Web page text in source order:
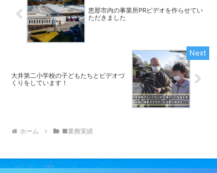
恵那市内の事業所PRビデオを作らせてい
ただきました
大井第二小学校の子どもたちとビデオづ
くりをしています！
ホーム ■業務実績